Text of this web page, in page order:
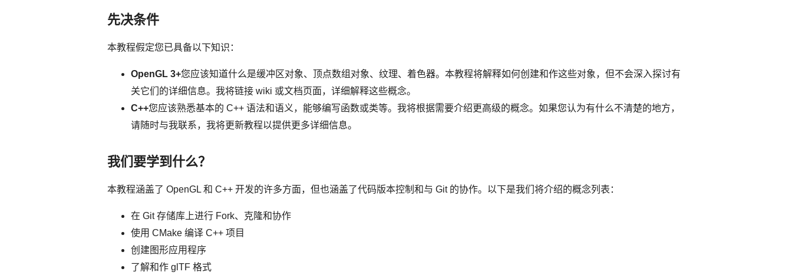
先决条件
本教程假定您已具备以下知识：
OpenGL 3+您应该知道什么是缓冲区对象、顶点数组对象、纹理、着色器。本教程将解释如何创建和作这些对象，但不会深入探讨有
关它们的详细信息。我将链接 wiki 或文档页面，详细解释这些概念。
C++您应该熟悉基本的 C++ 语法和语义，能够编写函数或类等。我将根据需要介绍更高级的概念。如果您认为有什么不清楚的地方，
请随时与我联系，我将更新教程以提供更多详细信息。
我们要学到什么？
本教程涵盖了 OpenGL 和 C++ 开发的许多方面，但也涵盖了代码版本控制和与 Git 的协作。以下是我们将介绍的概念列表：
在 Git 存储库上进行 Fork、克隆和协作
使用 CMake 编译 C++ 项目
创建图形应用程序
了解和作 glTF 格式